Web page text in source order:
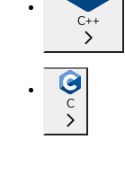
C++
C